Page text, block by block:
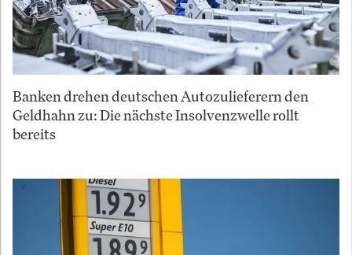
Banken drehen deutschen Autozulieferern den
Geldhahn zu: Die nächste Insolvenzwelle rollt
bereits